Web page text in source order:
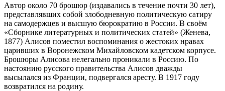
Автор около 70 брошюр (издавались в течение почти 30 лет),
представлявших собой злободневную политическую сатиру
на самодержцев и высшую бюрократию в России. В своём
«Сборнике литературных и политических статей» (Женева,
1877) Алисов поместил воспоминания о жестоких нравах
царивших в Воронежском Михайловском кадетском корпусе.
Брошюры Алисова нелегально проникали в Россию. По
настоянию русского правительства Алисов дважды
высылался из Франции, подвергался аресту. В 1917 году
возвратился на родину.